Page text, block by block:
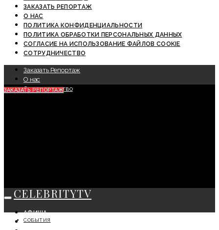
ЗАКАЗАТЬ РЕПОРТАЖ
О НАС
ПОЛИТИКА КОНФИДЕНЦИАЛЬНОСТИ
ПОЛИТИКА ОБРАБОТКИ ПЕРСОНАЛЬНЫХ ДАННЫХ
СОГЛАСИЕ НА ИСПОЛЬЗОВАНИЕ ФАЙЛОВ COOKIE
СОТРУДНИЧЕСТВО
Заказать Репортаж
О нас
Сотрудничество
ЗАКАЗАТЬ РЕПОРТАЖ
CELEBRITYTV
АФИША
СОБЫТИЯ
СОБЫТИЯ